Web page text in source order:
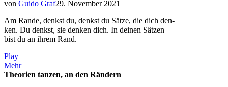
von Guido Graf29. November 2021
Am Rande, denkst du, denkst du Sätze, die dich den-
ken. Du denkst, sie denken dich. In deinen Sätzen
bist du an ihrem Rand.
Play
Mehr
Theorien tanzen, an den Rändern